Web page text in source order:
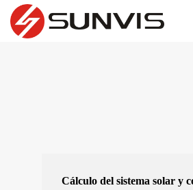
Cálculo del sistema solar y